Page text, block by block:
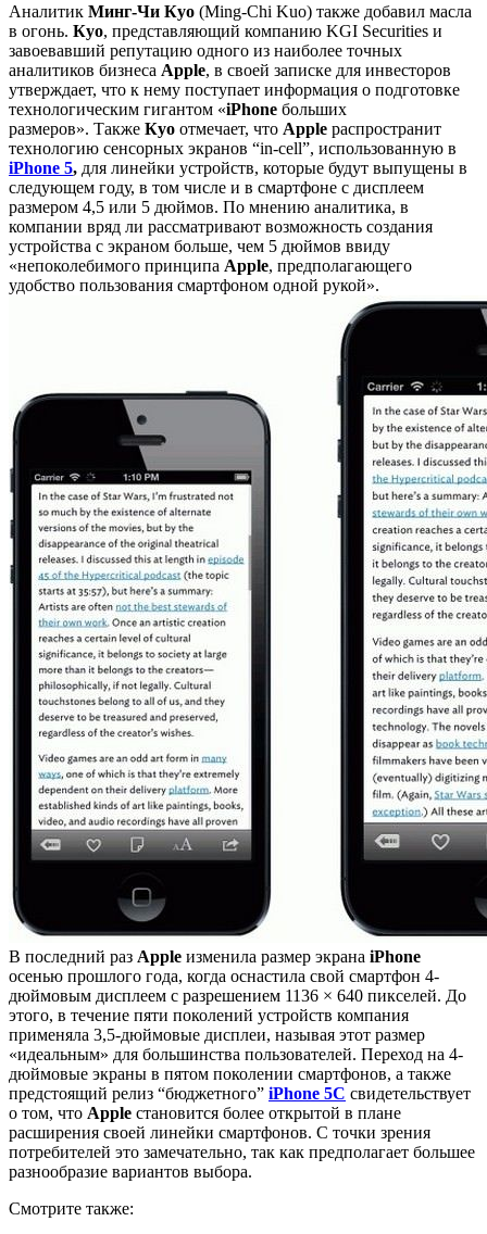
Аналитик Минг-Чи Куо (Ming-Chi Kuo) также добавил масла
в огонь. Куо, представляющий компанию KGI Securities и
завоевавший репутацию одного из наиболее точных
аналитиков бизнеса Apple, в своей записке для инвесторов
утверждает, что к нему поступает информация о подготовке
технологическим гигантом «iPhone больших
размеров». Также Куо отмечает, что Apple распространит
технологию сенсорных экранов “in-cell”, использованную в
iPhone 5, для линейки устройств, которые будут выпущены в
следующем году, в том числе и в смартфоне с дисплеем
размером 4,5 или 5 дюймов. По мнению аналитика, в
компании вряд ли рассматривают возможность создания
устройства с экраном больше, чем 5 дюймов ввиду
«непоколебимого принципа Apple, предполагающего
удобство пользования смартфоном одной рукой».
В последний раз Apple изменила размер экрана iPhone
осенью прошлого года, когда оснастила свой смартфон 4-
дюймовым дисплеем с разрешением 1136 × 640 пикселей. До
этого, в течение пяти поколений устройств компания
применяла 3,5-дюймовые дисплеи, называя этот размер
«идеальным» для большинства пользователей. Переход на 4-
дюймовые экраны в пятом поколении смартфонов, а также
предстоящий релиз “бюджетного” iPhone 5C свидетельствует
о том, что Apple становится более открытой в плане
расширения своей линейки смартфонов. С точки зрения
потребителей это замечательно, так как предполагает большее
разнообразие вариантов выбора.
Смотрите также: